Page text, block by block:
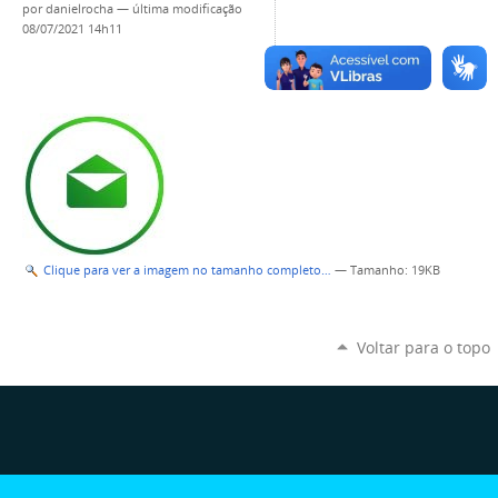
pordanielrocha — última modificação
08/07/2021 14h11
Clique para ver a imagem no tamanho completo… — Tamanho: 19KB
Voltar para o topo